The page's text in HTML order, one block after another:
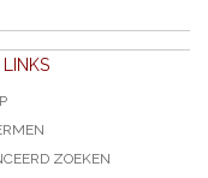
ZOEKEN